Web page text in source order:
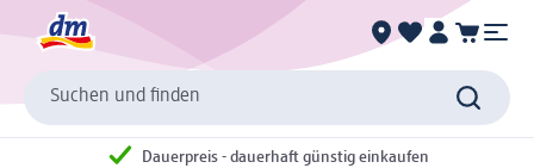
Suchen und finden
Dauerpreis - dauerhaft günstig einkaufen